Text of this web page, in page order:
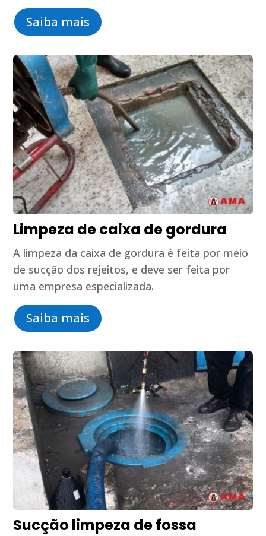
Saiba mais
Limpeza de caixa de gordura
A limpeza da caixa de gordura é feita por meio
de sucção dos rejeitos, e deve ser feita por
uma empresa especializada.
Saiba mais
Sucção limpeza de fossa